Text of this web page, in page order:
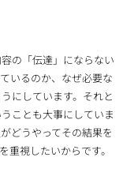
の「伝達」にならない
いるのか、なぜ必要な
にしています。それと
ことも大事にしていま
どうやってその結果を
重視したいからです。